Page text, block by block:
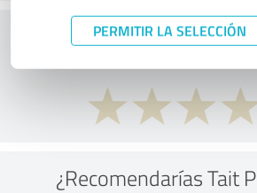
PERMITIR LA SELECCIÓN
¿Qué te parece la relación
¿Recomendarías Tait